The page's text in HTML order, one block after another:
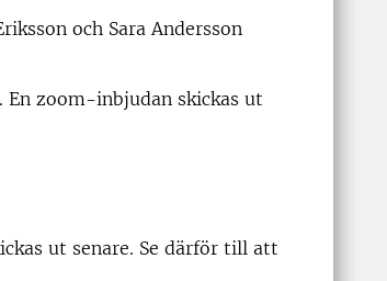
och Sara Andersson
En zoom-inbjudan skickas ut
ut senare. Se därför till att